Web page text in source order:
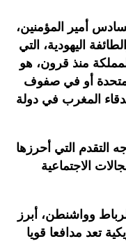
أمير المؤمنين،
اليهودية، التي
منذ قرون، هو
أو في صفوف
المغرب في دولة
التقدم التي أحرزها
الاجتماعية
وواشنطن، أبرز
تعد مدافعا قويا